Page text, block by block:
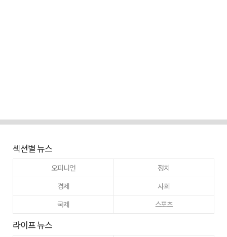
섹션별 뉴스
오피니언
정치
경제
사회
국제
스포츠
라이프 뉴스